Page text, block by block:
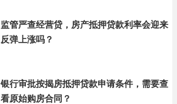
监管严查经营贷，房产抵押贷款利率会迎来
反弹上涨吗？
银行审批按揭房抵押贷款申请条件，需要查
看原始购房合同？